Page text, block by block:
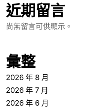
近期留言
尚無留言可供顯示。
彙整
2026 年 8 月
2026 年 7 月
2026 年 6 月